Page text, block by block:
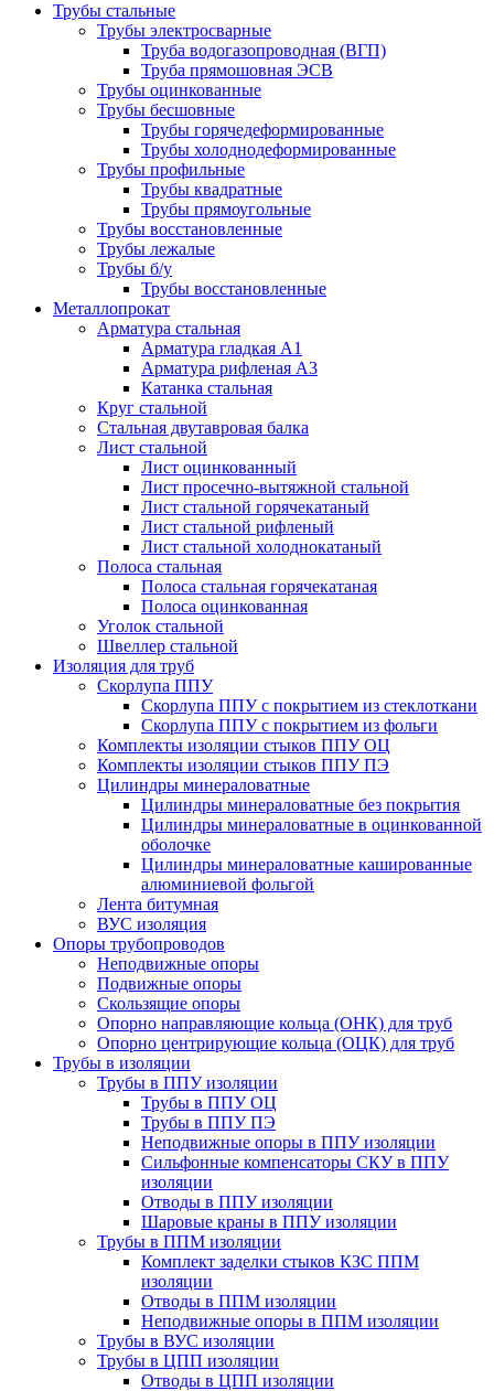
Трубы стальные
Трубы электросварные
Труба водогазопроводная (ВГП)
Труба прямошовная ЭСВ
Трубы оцинкованные
Трубы бесшовные
Трубы горячедеформированные
Трубы холоднодеформированные
Трубы профильные
Трубы квадратные
Трубы прямоугольные
Трубы восстановленные
Трубы лежалые
Трубы б/у
Трубы восстановленные
Металлопрокат
Арматура стальная
Арматура гладкая А1
Арматура рифленая А3
Катанка стальная
Круг стальной
Стальная двутавровая балка
Лист стальной
Лист оцинкованный
Лист просечно-вытяжной стальной
Лист стальной горячекатаный
Лист стальной рифленый
Лист стальной холоднокатаный
Полоса стальная
Полоса стальная горячекатаная
Полоса оцинкованная
Уголок стальной
Швеллер стальной
Изоляция для труб
Скорлупа ППУ
Скорлупа ППУ с покрытием из стеклоткани
Скорлупа ППУ с покрытием из фольги
Комплекты изоляции стыков ППУ ОЦ
Комплекты изоляции стыков ППУ ПЭ
Цилиндры минераловатные
Цилиндры минераловатные без покрытия
Цилиндры минераловатные в оцинкованной
оболочке
Цилиндры минераловатные кашированные
алюминиевой фольгой
Лента битумная
ВУС изоляция
Опоры трубопроводов
Неподвижные опоры
Подвижные опоры
Скользящие опоры
Опорно направляющие кольца (ОНК) для труб
Опорно центрирующие кольца (ОЦК) для труб
Трубы в изоляции
Трубы в ППУ изоляции
Трубы в ППУ ОЦ
Трубы в ППУ ПЭ
Неподвижные опоры в ППУ изоляции
Сильфонные компенсаторы СКУ в ППУ
изоляции
Отводы в ППУ изоляции
Шаровые краны в ППУ изоляции
Трубы в ППМ изоляции
Комплект заделки стыков КЗС ППМ
изоляции
Отводы в ППМ изоляции
Неподвижные опоры в ППМ изоляции
Трубы в ВУС изоляции
Трубы в ЦПП изоляции
Отводы в ЦПП изоляции